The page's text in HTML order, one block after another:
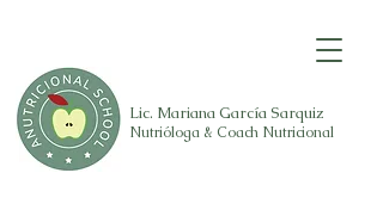
Lic. MarianaGarcía Sarquiz
Nutrióloga & Coach Nutricional